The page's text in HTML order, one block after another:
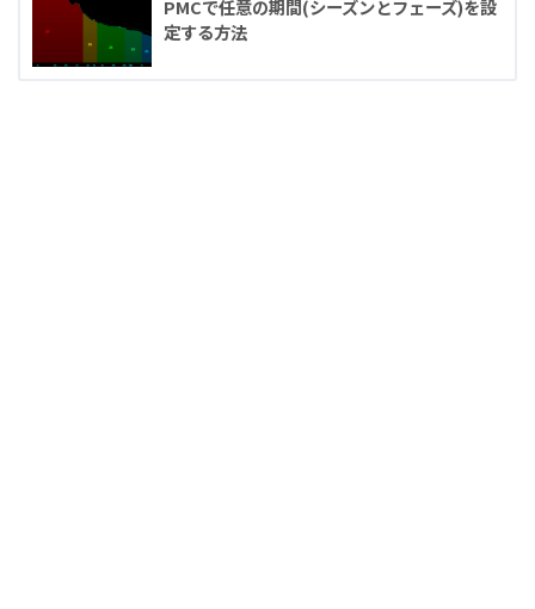
PMCで任意の期間(シーズンとフェーズ)を設
定する方法